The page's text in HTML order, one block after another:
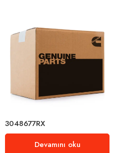
3048677RX
Devamını oku